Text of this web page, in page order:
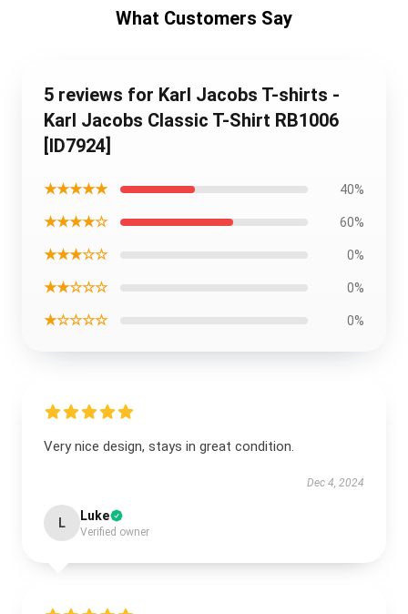
What Customers Say
5 reviews for Karl Jacobs T-shirts -
Karl Jacobs Classic T-Shirt RB1006
[ID7924]
★★★★★ 40%
★★★★☆ 60%
★★★☆☆ 0%
★★☆☆☆ 0%
★☆☆☆☆ 0%
Very nice design, stays in great condition.
Dec 4, 2024
L Luke
Verified owner